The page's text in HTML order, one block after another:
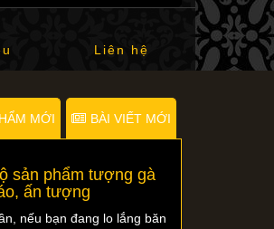
Liên hệ
MỚI BÀI VIẾT MỚI
sản phẩm tượng gà
ấn tượng
nếu bạn đang lo lắng băn